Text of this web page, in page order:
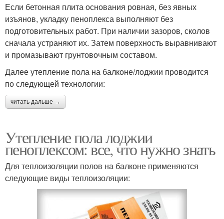
Если бетонная плита основания ровная, без явных
изъянов, укладку пеноплекса выполняют без
подготовительных работ. При наличии зазоров, сколов
сначала устраняют их. Затем поверхность выравнивают
и промазывают грунтовочным составом.
Далее утепление пола на балконе/лоджии проводится
по следующей технологии:
читать дальше →
Утепление пола лоджии
пеноплексом: все, что нужно знать
Для теплоизоляции полов на балконе применяются
следующие виды теплоизоляции: